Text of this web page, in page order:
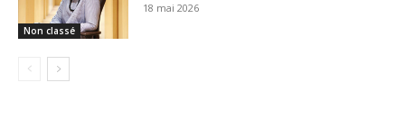
Non classé
18 mai 2026